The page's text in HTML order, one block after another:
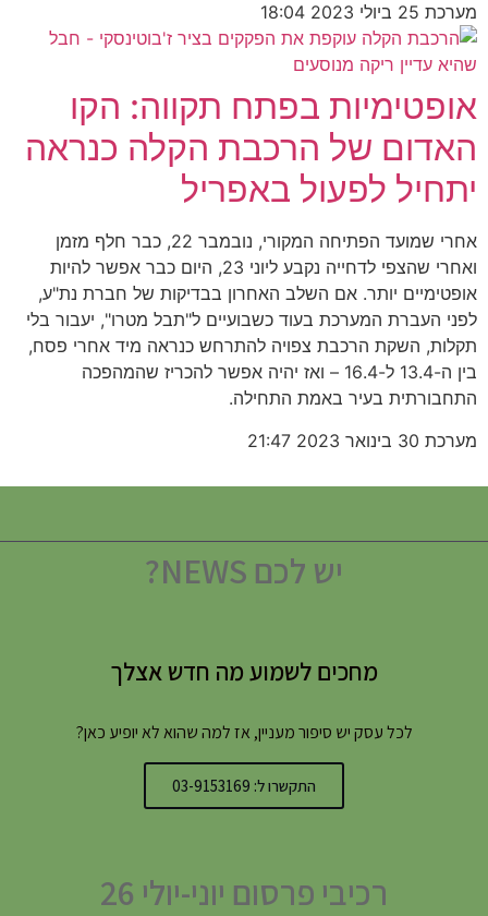
מערכת 25 ביולי 2023 18:04
אופטימיות בפתח תקווה: הקו
האדום של הרכבת הקלה כנראה
יתחיל לפעול באפריל
אחרי שמועד הפתיחה המקורי, נובמבר 22, כבר חלף מזמן
ואחרי שהצפי לדחייה נקבע ליוני 23, היום כבר אפשר להיות
אופטימיים יותר. אם השלב האחרון בבדיקות של חברת נת"ע,
לפני העברת המערכת בעוד כשבועיים ל"תבל מטרו", יעבור בלי
תקלות, השקת הרכבת צפויה להתרחש כנראה מיד אחרי פסח,
בין ה-13.4 ל-16.4 – ואז יהיה אפשר להכריז שהמהפכה
התחבורתית בעיר באמת התחילה.
מערכת 30 בינואר 2023 21:47
יש לכם NEWS?
מחכים לשמוע מה חדש אצלך
לכל עסק יש סיפור מעניין, אז למה שהוא לא יופיע כאן?
התקשרו ל: 03-9153169
רכיבי פרסום יוני-יולי 26